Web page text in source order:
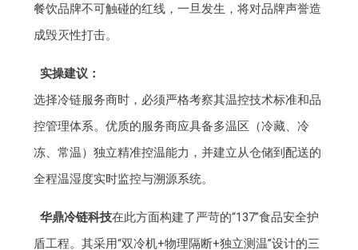
餐饮品牌不可触碰的红线，一旦发生，将对品牌声誉造
成毁灭性打击。
实操建议：
选择冷链服务商时，必须严格考察其温控技术标准和品
控管理体系。优质的服务商应具备多温区（冷藏、冷
冻、常温）独立精准控温能力，并建立从仓储到配送的
全程温湿度实时监控与溯源系统。
华鼎冷链科技在此方面构建了严苛的“137”食品安全护
盾工程。其采用“双冷机+物理隔断+独立测温”设计的三